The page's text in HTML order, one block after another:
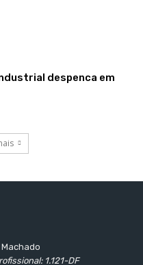
despenca em
1.121-DF